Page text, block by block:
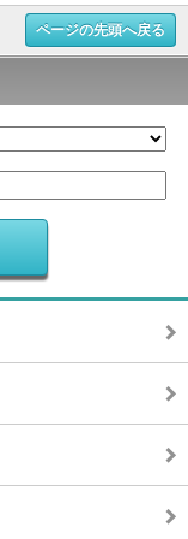
ページの先頭へ戻る